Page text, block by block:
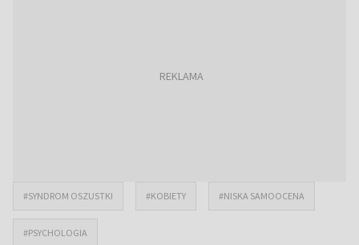
#SYNDROM OSZUSTKI #KOBIETY #NISKA SAMOOCENA
#PSYCHOLOGIA